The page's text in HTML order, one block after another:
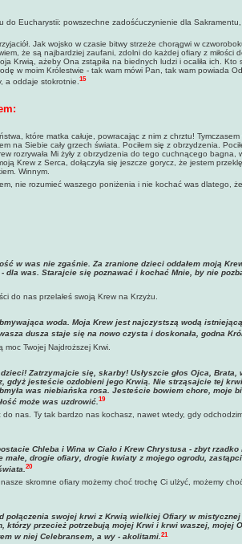
do Eucharystii: powszechne zadośćuczynienie dla
Jak wojsko w czasie bitwy strzeże chorągwi w
że są najbardziej zaufani, zdolni do każdej ofiary z miłości
Krwią, ażeby Ona zstąpiła na biednych ludzi i ocaliła ich. Kto
w moim Królestwie - tak wam mówi Pan, tak wam powiada
a oddaje stokrotnie.15
które matka całuje, powracając z nim z chrztu! Tymczasem
na Siebie cały grzech świata. Pociłem się z obrzydzenia.
rozrywała Mi żyły z obrzydzenia do tego cuchnącego bagna,
Krew z Serca, dołączyła się jeszcze gorycz, że jestem
Winnym.
nie rozumieć waszego poniżenia i nie kochać was dlatego,
w was nie zgaśnie. Za zranione dzieci oddałem moją
dla was. Starajcie się poznawać i kochać Mnie, by nie
do nas przelałeś swoją Krew na Krzyżu.
woda. Moja Krew jest najczystszą wodą
dusza staje się na nowo czysta i doskonała, godna
Twojej Najdroższej Krwi.
Zatrzymajcie się, skarby! Usłyszcie głos Ojca, Brata,
gdyż jesteście ozdobieni jego Krwią. Nie strząsajcie tej
was niebiańska rosa. Jesteście bowiem chore, moje
może was uzdrowić. 19
do nas. Ty tak bardzo nas kochasz, nawet wtedy, gdy
Chleba i Wina w Ciało i Krew Chrystusa - zbyt
małe, drogie ofiary, drogie kwiaty z mojego ogrodu,
20
skromne ofiary możemy choć trochę Ci ulżyć, możemy
połączenia swojej krwi z Krwią wielkiej Ofiary w
którzy przecież potrzebują mojej Krwi i krwi waszej, mojej
w niej Celebransem, a wy - akolitami.21